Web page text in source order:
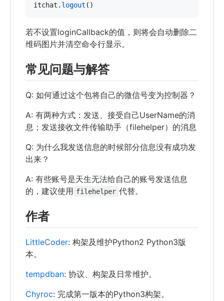
itchat . logout ()
若不设置loginCallback的值，则将会自动删除二
维码图片并清空命令行显示。
常见问题与解答
Q: 如何通过这个包将自己的微信号变为控制器？
A: 有两种方式：发送、接受自己UserName的消
息；发送接收文件传输助手（filehelper）的消息
Q: 为什么我发送信息的时候部分信息没有成功发
出来？
A: 有些账号是天生无法给自己的账号发送信息
的，建议使用 filehelper 代替。
作者
LittleCoder: 构架及维护Python2 Python3版
本。
tempdban: 协议、构架及日常维护。
Chyroc: 完成第一版本的Python3构架。